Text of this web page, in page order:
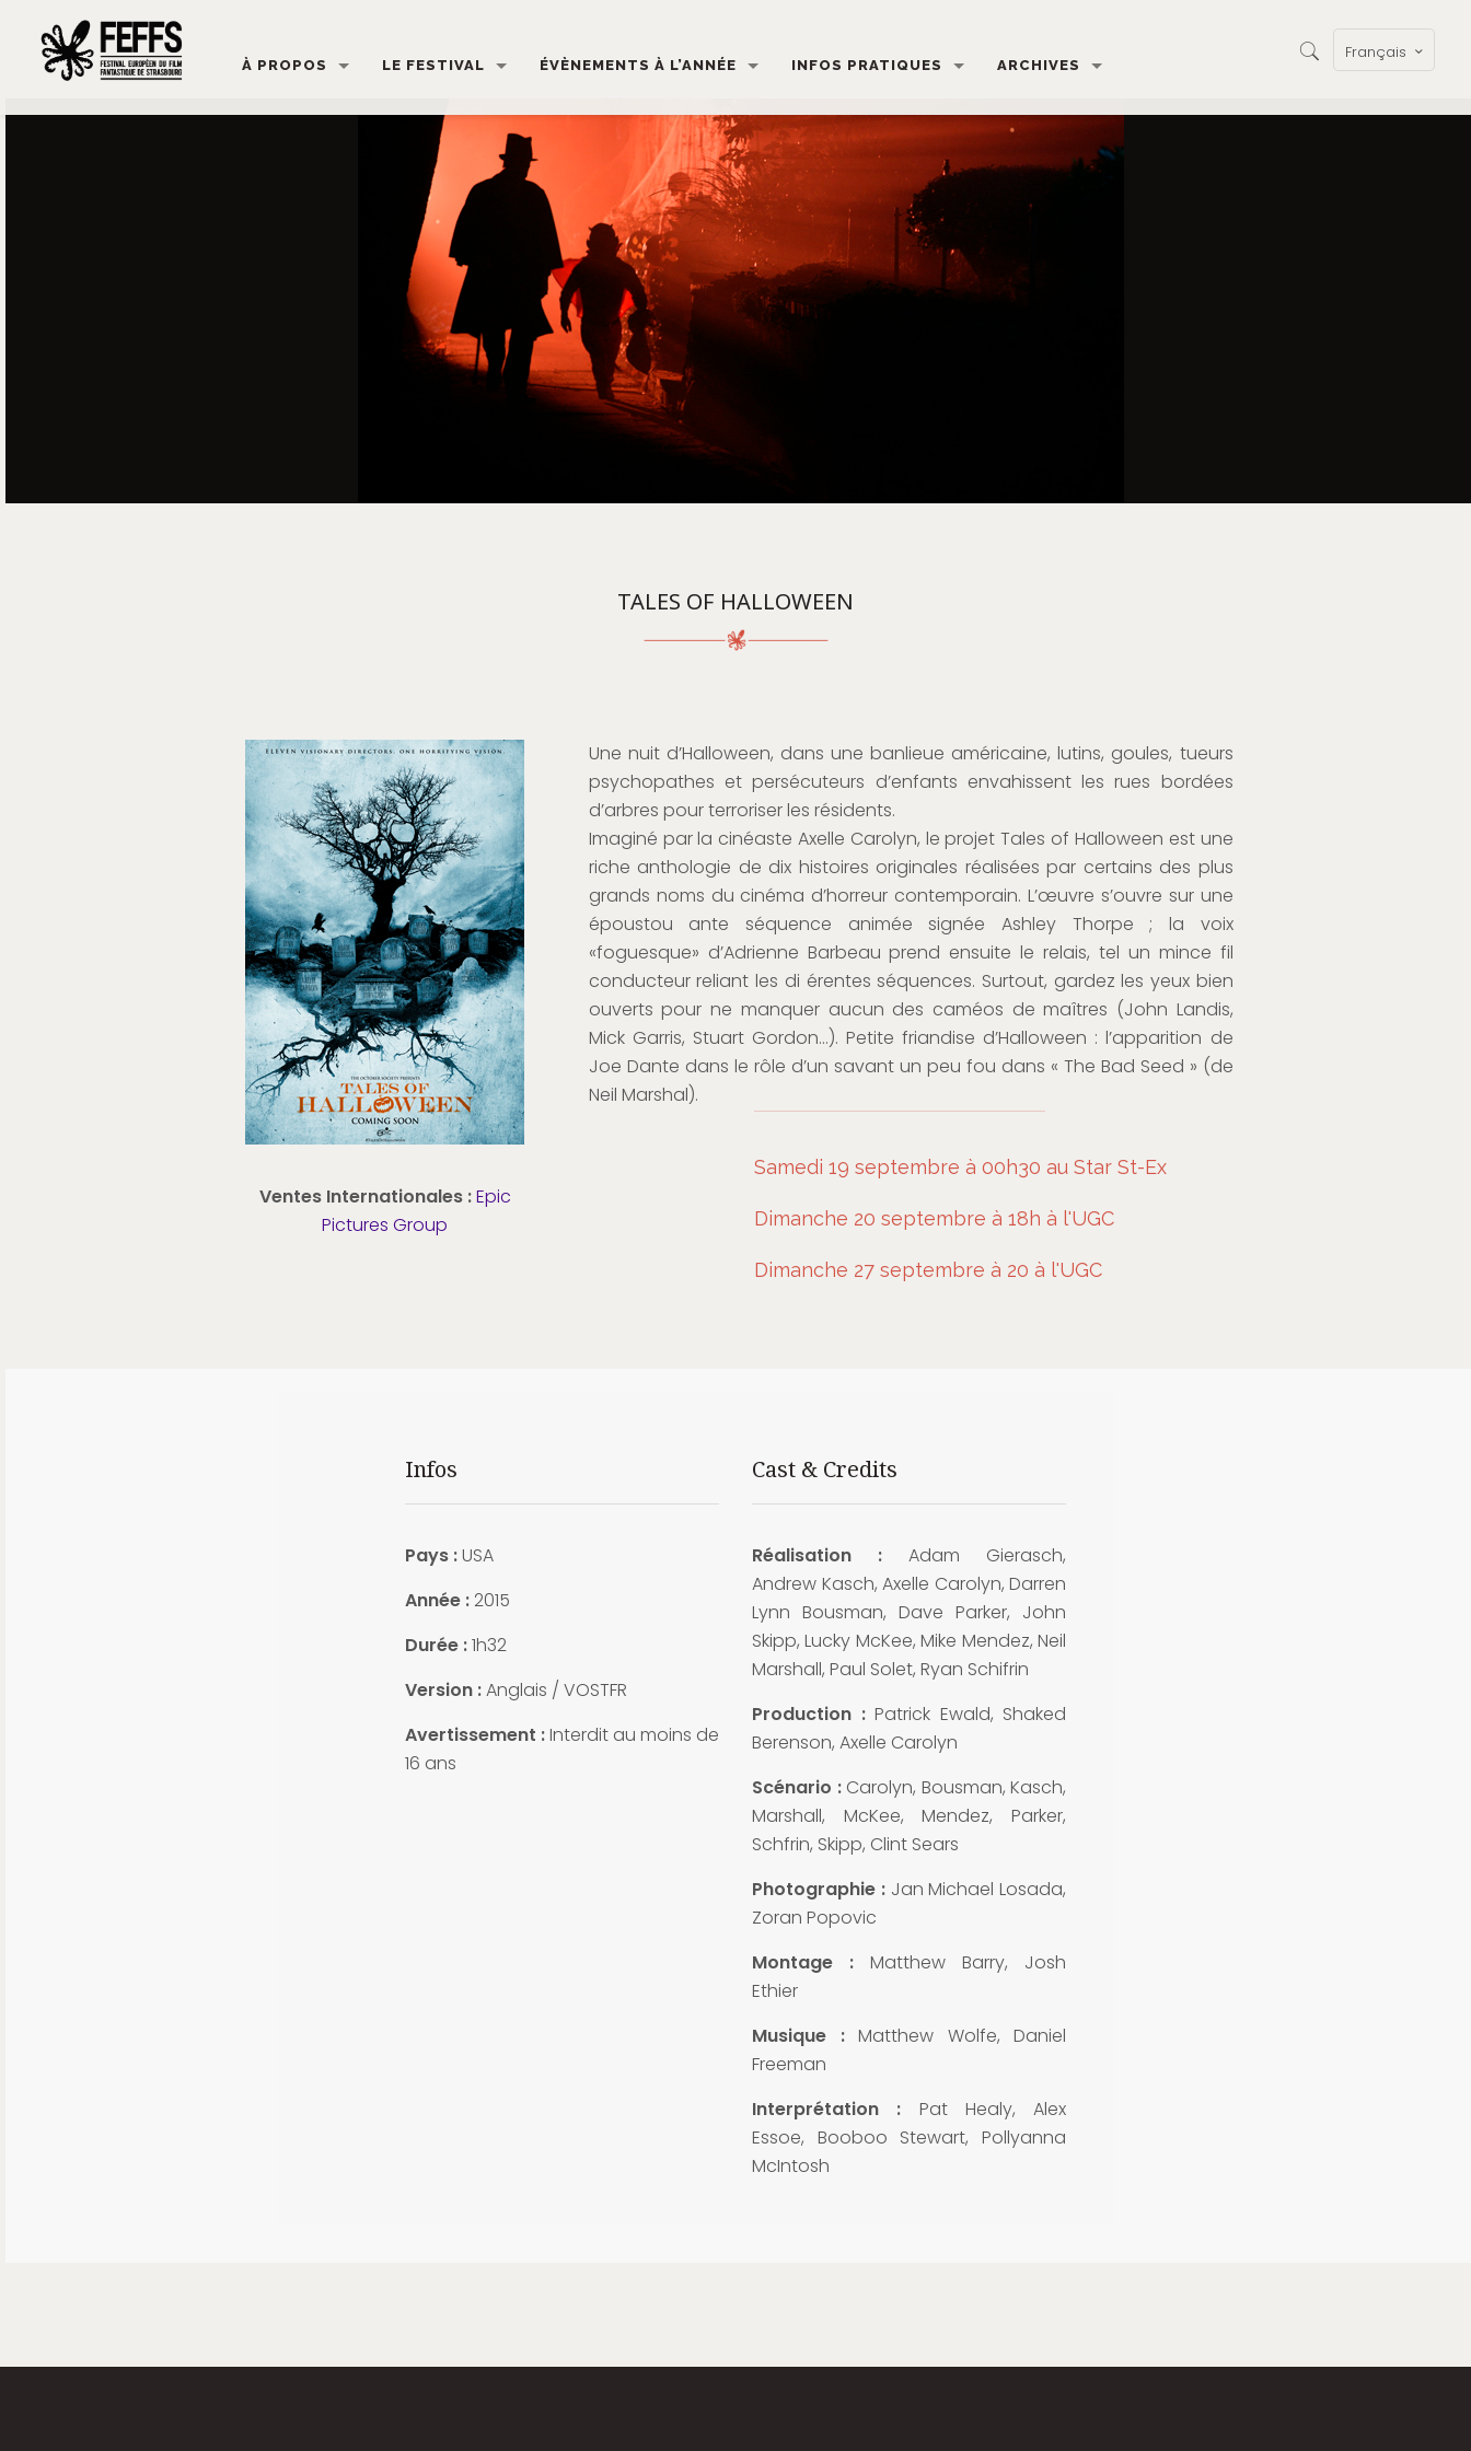
À PROPOS LE FESTIVAL ÉVÈNEMENTS À L’ANNÉE INFOS PRATIQUES ARCHIVES
Français
TALES OF HALLOWEEN
Ventes Internationales :Epic
Pictures Group
Une nuit d’Halloween, dans une banlieue américaine, lutins, goules, tueurs
psychopathes et persécuteurs d’enfants envahissent les rues bordées
d’arbres pour terroriser les résidents.
Imaginé par la cinéaste Axelle Carolyn, le projet Tales of Halloween est une
riche anthologie de dix histoires originales réalisées par certains des plus
grands noms du cinéma d’horreur contemporain. L’œuvre s’ouvre sur une
époustou ante séquence animée signée Ashley Thorpe ; la voix
«foguesque» d’Adrienne Barbeau prend ensuite le relais, tel un mince fil
conducteur reliant les di érentes séquences. Surtout, gardez les yeux bien
ouverts pour ne manquer aucun des caméos de maîtres (John Landis,
Mick Garris, Stuart Gordon…). Petite friandise d’Halloween : l’apparition de
Joe Dante dans le rôle d’un savant un peu fou dans « The Bad Seed » (de
Neil Marshal).
Samedi 19 septembre à 00h30 au Star St-Ex
Dimanche 20 septembre à 18h à l'UGC
Dimanche 27 septembre à 20 à l'UGC
Infos
Pays :USA
Année :2015
Durée :1h32
Version :Anglais / VOSTFR
Avertissement :Interdit au moins de
16 ans
Cast & Credits
Réalisation :Adam Gierasch,
Andrew Kasch, Axelle Carolyn, Darren
Lynn Bousman, Dave Parker, John
Skipp, Lucky McKee, Mike Mendez, Neil
Marshall, Paul Solet, Ryan Schifrin
Production :Patrick Ewald, Shaked
Berenson, Axelle Carolyn
Scénario : Carolyn, Bousman, Kasch,
Marshall, McKee, Mendez, Parker,
Schfrin, Skipp, Clint Sears
Photographie : Jan Michael Losada,
Zoran Popovic
Montage :Matthew Barry, Josh
Ethier
Musique :Matthew Wolfe, Daniel
Freeman
Interprétation : Pat Healy, Alex
Essoe, Booboo Stewart, Pollyanna
McIntosh